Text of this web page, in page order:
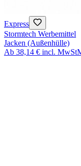
Express
Stormtech Werbemittel
Jacken (Außenhülle)
Ab 38,14 € incl. MwSt